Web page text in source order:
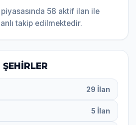
piyasasında 58 aktif ilan ile
takip edilmektedir.
29 İlan
5 İlan